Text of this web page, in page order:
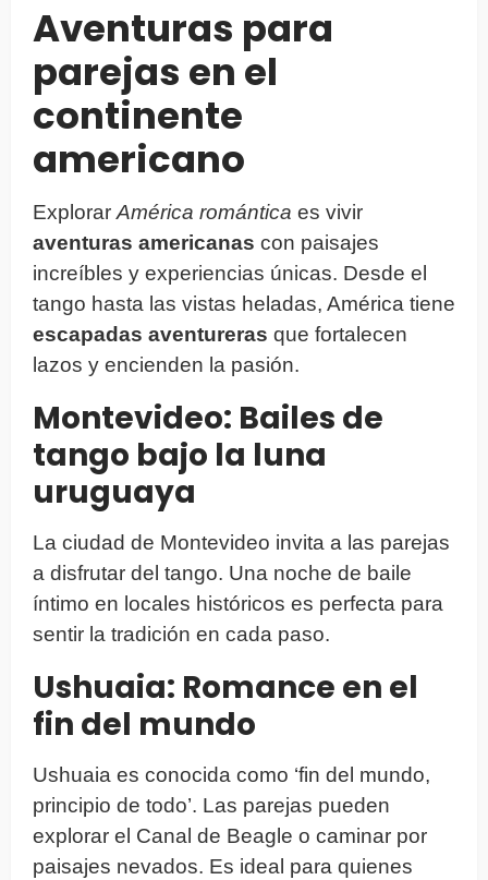
Aventuras para
parejas en el
continente
americano
Explorar América romántica es vivir
aventuras americanas con paisajes
increíbles y experiencias únicas. Desde el
tango hasta las vistas heladas, América tiene
escapadas aventureras que fortalecen
lazos y encienden la pasión.
Montevideo: Bailes de
tango bajo la luna
uruguaya
La ciudad de Montevideo invita a las parejas
a disfrutar del tango. Una noche de baile
íntimo en locales históricos es perfecta para
sentir la tradición en cada paso.
Ushuaia: Romance en el
fin del mundo
Ushuaia es conocida como ‘fin del mundo,
principio de todo’. Las parejas pueden
explorar el Canal de Beagle o caminar por
paisajes nevados. Es ideal para quienes